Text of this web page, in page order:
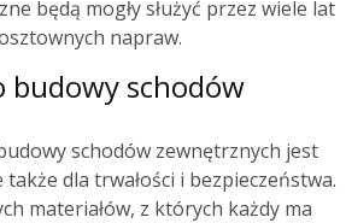
będą mogły służyć przez wiele lat
napraw.
budowy schodów
schodów zewnętrznych jest
dla trwałości i bezpieczeństwa.
materiałów, z których każdy ma